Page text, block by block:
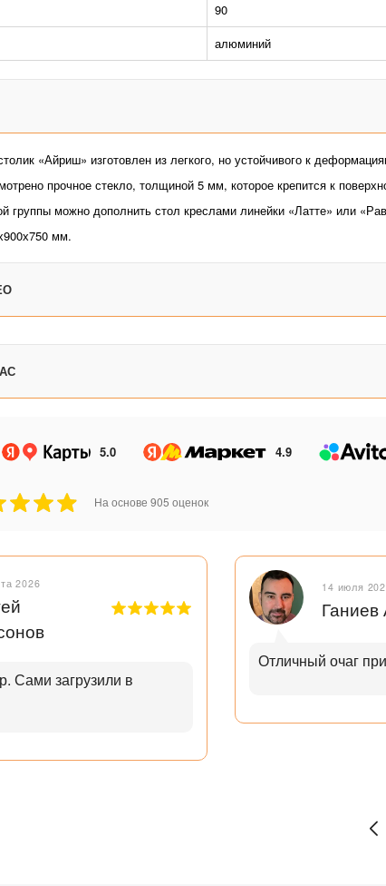
90
алюминий
«Айриш» изготовлен из легкого, но устойчивого к
прочное стекло, толщиной 5 мм, которое крепится к
группы можно дополнить стол креслами линейки «Латте» или
мм.
5.0 4.9
На основе 905 оценок
2026
Сами загрузили в
14 июля
Отличный очаг